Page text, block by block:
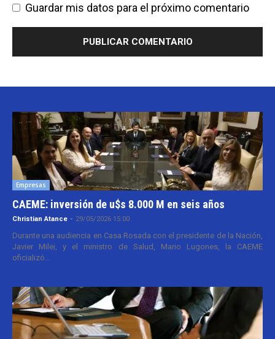
Guardar mis datos para el próximo comentario
Empresas
CAEME: inversión de u$s 8.000 M en seis años
Christian Atance - 29/05/2026 15:00
Durante una audiencia en Casa Rosada con el presidente de la Nación,
Javier Milei, y el ministro de Salud, Mario Lugones, la CAEME
oficializó...